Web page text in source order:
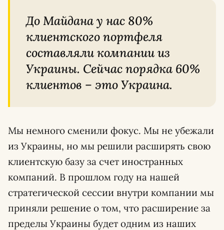
До Майдана у нас 80%
клиентского портфеля
составляли компании из
Украины. Сейчас порядка 60%
клиентов – это Украина.
Мы немного сменили фокус. Мы не убежали
из Украины, но мы решили расширять свою
клиентскую базу за счет иностранных
компаний. В прошлом году на нашей
стратегической сессии внутри компании мы
приняли решение о том, что расширение за
пределы Украины будет одним из наших